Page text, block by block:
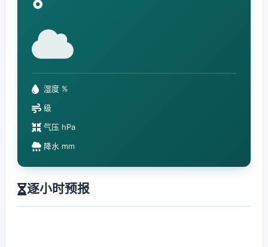
°
湿度 %
级
气压 hPa
降水 mm
逐小时预报